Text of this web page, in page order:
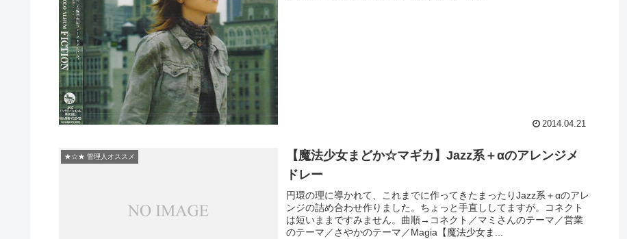
2014.04.21
★☆★ 管理人オススメ
【魔法少女まどか☆マギカ】Jazz系＋αのアレンジメ
ドレー
円環の理に導かれて、これまでに作ってきたまったりJazz系＋αのアレ
ンジの詰め合わせ作りました。ちょっと手直ししてますが。コネクト
は短いままですみません。曲順→コネクト／マミさんのテーマ／営業
のテーマ／さやかのテーマ／Magia【魔法少女ま...